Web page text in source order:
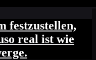
festzustellen,
real ist wie